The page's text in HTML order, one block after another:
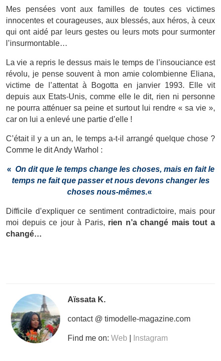
Mes pensées vont aux familles de toutes ces victimes
innocentes et courageuses, aux blessés, aux héros, à ceux
qui ont aidé par leurs gestes ou leurs mots pour surmonter
l’insurmontable…
La vie a repris le dessus mais le temps de l’insouciance est
révolu, je pense souvent à mon amie colombienne Eliana,
victime de l’attentat à Bogotta en janvier 1993. Elle vit
depuis aux Etats-Unis, comme elle le dit, rien ni personne
ne pourra atténuer sa peine et surtout lui rendre « sa vie »,
car on lui a enlevé une partie d’elle !
C’était il y a un an, le temps a-t-il arrangé quelque chose ?
Comme le dit Andy Warhol :
« On dit que le temps change les choses, mais en fait le
temps ne fait que passer et nous devons changer les
choses nous-mêmes.«
Difficile d’expliquer ce sentiment contradictoire, mais pour
moi depuis ce jour à Paris, rien n’a changé mais tout a
changé…
Aïssata K.
contact @ timodelle-magazine.com
Find me on: Web Instagram